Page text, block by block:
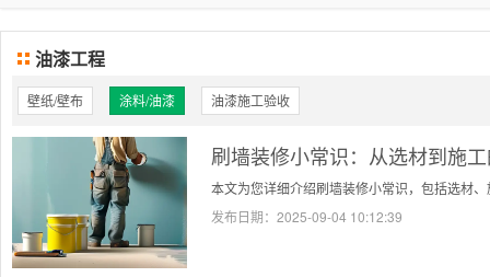
油漆工程
壁纸/壁布 涂料/油漆 油漆施工验收
刷墙装修小常识：从选材到施
本文为您详细介绍刷墙装修小常识，包括选材
发布日期： 2025-09-04 10:12:39